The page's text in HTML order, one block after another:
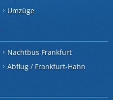
Umzüge
Nachtbus Frankfurt
Abflug / Frankfurt-Hahn